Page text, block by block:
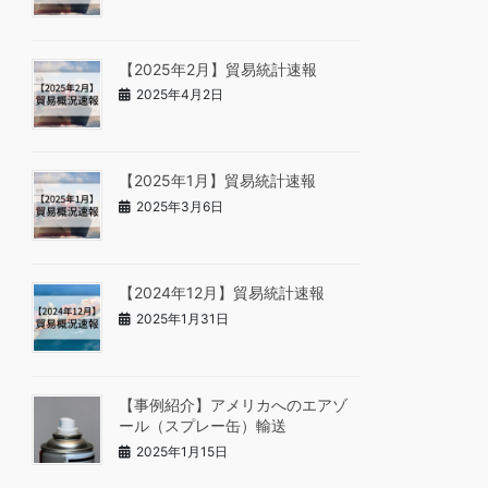
【2025年2月】貿易統計速報
2025年4月2日
【2025年1月】貿易統計速報
2025年3月6日
【2024年12月】貿易統計速報
2025年1月31日
【事例紹介】アメリカへのエアゾ
ール（スプレー缶）輸送
2025年1月15日